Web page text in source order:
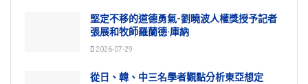
堅定不移的道德勇氣-劉曉波人權獎授予記者
張展和牧師羅蘭德·庫納
2026-07-29
從日、韓、中三名學者觀點分析東亞想定